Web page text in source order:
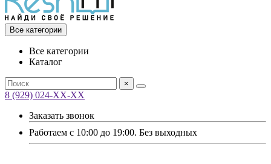
Все категории
Все категории
Каталог
×
8 (929) 024-ХХ-ХХ
Заказать звонок
Работаем с 10:00 до 19:00. Без выходных